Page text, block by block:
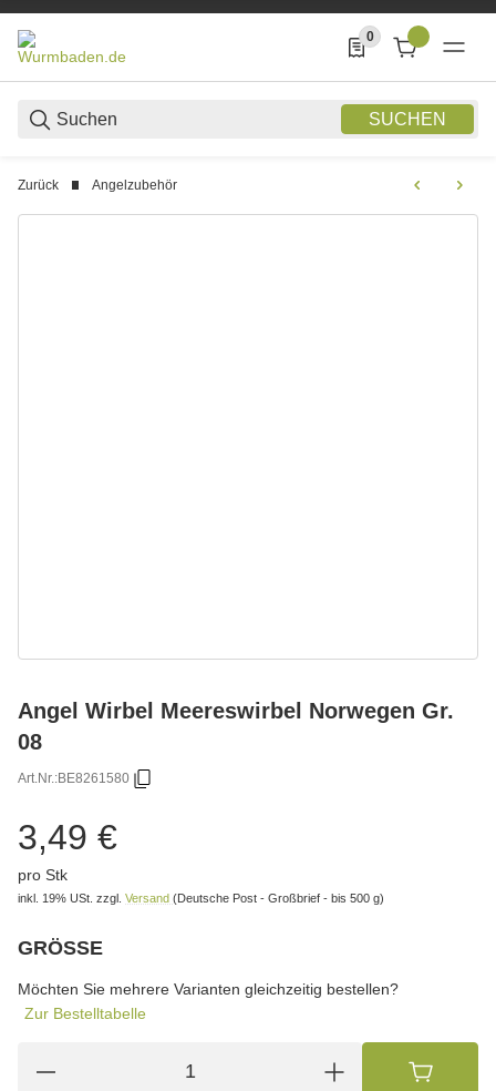
SUCHEN
0
0 Produkte in der
Zurück Angelzubehör
Angel Wirbel Meereswirbel Norwegen Gr.
08
Art.Nr.:BE8261580
3,49 €
pro Stk
inkl. 19% USt. zzgl. Versand (Deutsche Post - Großbrief - bis 500 g)
GRÖSSE
Möchten Sie mehrere Varianten gleichzeitig bestellen?
Zur Bestelltabelle